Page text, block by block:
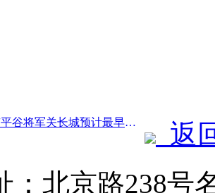
前一篇：北京平谷将军关长城预计最早于2026年底开门迎客
返
：北京路238号